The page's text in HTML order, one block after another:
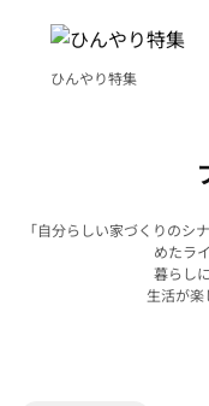
ひんやり特集
「自分らしい家づくりのシ
めたラ
暮らし
生活が楽